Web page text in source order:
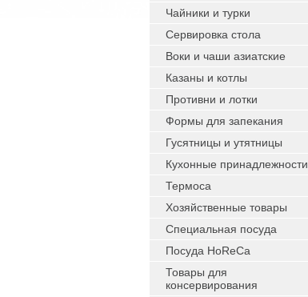
Чайники и турки
Сервировка стола
Воки и чаши азиатские
Казаны и котлы
Противни и лотки
Формы для запекания
Гусятницы и утятницы
Кухонные принадлежности
Термоса
Хозяйственные товары
Специальная посуда
Посуда HoReCa
Товары для
консервирования